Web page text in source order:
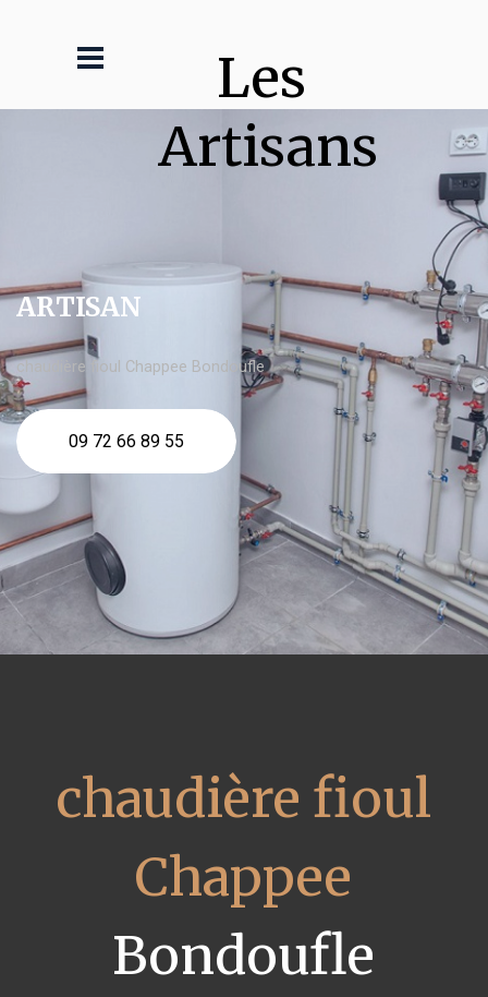
Les
Artisans
ARTISAN
chaudière fioul Chappee Bondoufle
09 72 66 89 55
chaudière fioul
Chappee
Bondoufle